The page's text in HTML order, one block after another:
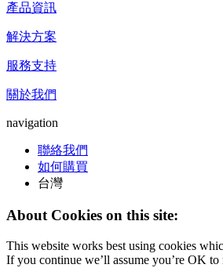
產品資訊
解決方案
服務支持
關於我們
navigation
聯絡我們
如何購買
台灣
About Cookies on this site:
This website works best using cookies
If you continue we’ll assume you’re OK